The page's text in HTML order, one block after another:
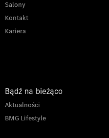
Salony
Kontakt
Kariera
Bądź na bieżąco
Aktualności
BMG Lifestyle